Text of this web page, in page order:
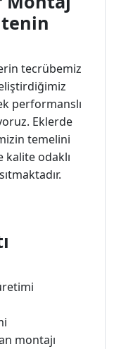
tecrübemiz
performanslı
Eklerde
temelini
odaklı
montajı